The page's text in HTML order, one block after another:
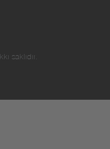
saklıdır.